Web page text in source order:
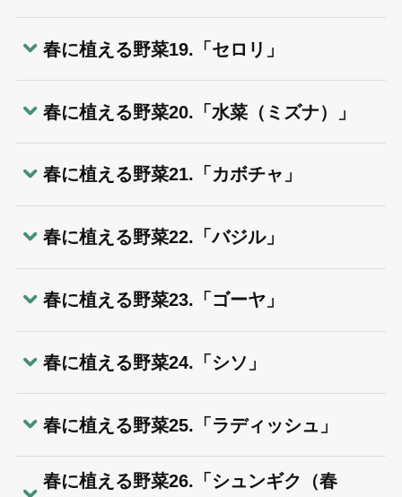
春に植える野菜19.「セロリ」
春に植える野菜20.「水菜（ミズナ）」
春に植える野菜21.「カボチャ」
春に植える野菜22.「バジル」
春に植える野菜23.「ゴーヤ」
春に植える野菜24.「シソ」
春に植える野菜25.「ラディッシュ」
春に植える野菜26.「シュンギク（春